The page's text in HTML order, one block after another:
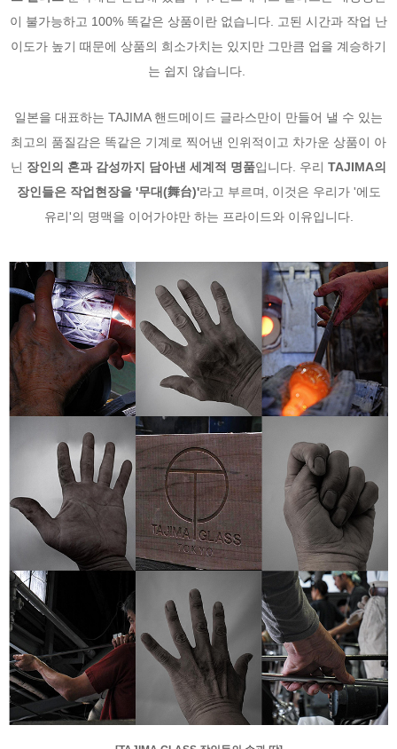
이 불가능하고 100% 똑같은 상품이란 없습니다. 고된 시간과 작업 난
이도가 높기 때문에 상품의 희소가치는 있지만 그만큼 업을 계승하기
는 쉽지 않습니다.
일본을 대표하는 TAJIMA 핸드메이드 글라스만이 만들어 낼 수 있는
최고의 품질감은 똑같은 기계로 찍어낸 인위적이고 차가운 상품이 아
닌 장인의 혼과 감성까지 담아낸 세계적 명품입니다. 우리 TAJIMA의
장인들은 작업현장을 '무대(舞台)'라고 부르며, 이것은 우리가 '에도
유리'의 명맥을 이어가야만 하는 프라이드와 이유입니다.